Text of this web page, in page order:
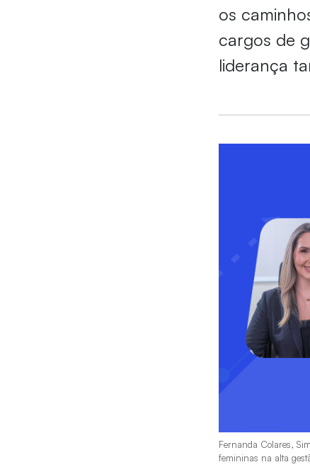
os
cargos de
liderança
Fernanda Colares,
femininas na alta